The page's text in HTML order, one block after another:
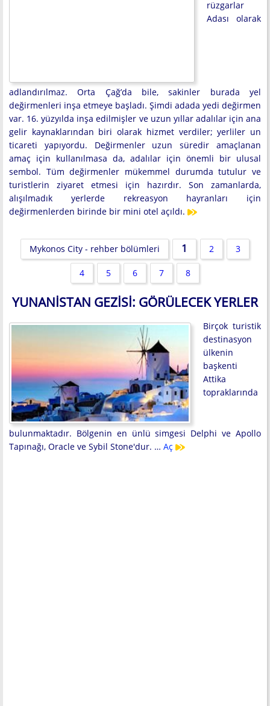
rüzgarlar
Adası olarak
adlandırılmaz. Orta Çağ’da bile, sakinler burada yel
değirmenleri inşa etmeye başladı. Şimdi adada yedi değirmen
var. 16. yüzyılda inşa edilmişler ve uzun yıllar adalılar için ana
gelir kaynaklarından biri olarak hizmet verdiler; yerliler un
ticareti yapıyordu. Değirmenler uzun süredir amaçlanan
amaç için kullanılmasa da, adalılar için önemli bir ulusal
sembol. Tüm değirmenler mükemmel durumda tutulur ve
turistlerin ziyaret etmesi için hazırdır. Son zamanlarda,
alışılmadık yerlerde rekreasyon hayranları için
değirmenlerden birinde bir mini otel açıldı.
Mykonos City - rehber bölümleri 1 2 3
4 5 6 7 8
YUNANISTAN GEZISI: GÖRÜLECEK YERLER
Birçok turistik
destinasyon
ülkenin
başkenti
Attika
topraklarında
bulunmaktadır. Bölgenin en ünlü simgesi Delphi ve Apollo
Tapınağı, Oracle ve Sybil Stone'dur. … Aç